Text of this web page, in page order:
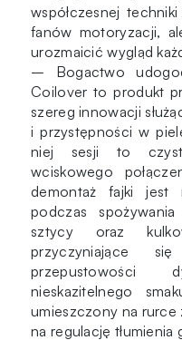
współczesnej
fanów motoryzacji,
urozmaicić wygląd
– Bogactwo
Coilover to produkt
szereg innowacji
i przystępności w
niej sesji to
wciskowego
demontaż fajki jest
podczas
sztycy oraz
przyczyniające
przepustowości
nieskazitelnego
umieszczony na
na regulację tłumienia